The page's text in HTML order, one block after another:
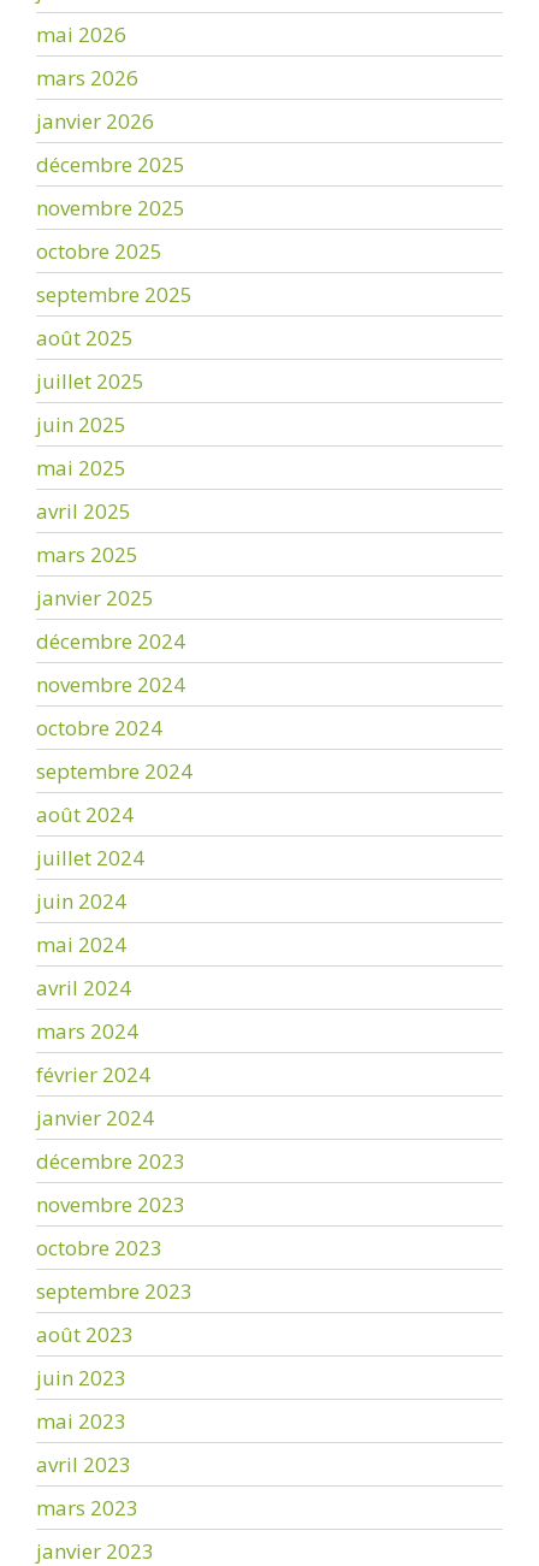
mai 2026
mars 2026
janvier 2026
décembre 2025
novembre 2025
octobre 2025
septembre 2025
août 2025
juillet 2025
juin 2025
mai 2025
avril 2025
mars 2025
janvier 2025
décembre 2024
novembre 2024
octobre 2024
septembre 2024
août 2024
juillet 2024
juin 2024
mai 2024
avril 2024
mars 2024
février 2024
janvier 2024
décembre 2023
novembre 2023
octobre 2023
septembre 2023
août 2023
juin 2023
mai 2023
avril 2023
mars 2023
janvier 2023